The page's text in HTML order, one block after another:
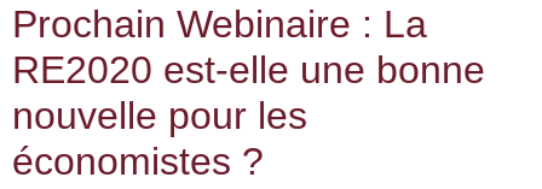
Prochain Webinaire : La
RE2020 est-elle une bonne
nouvelle pour les
économistes ?